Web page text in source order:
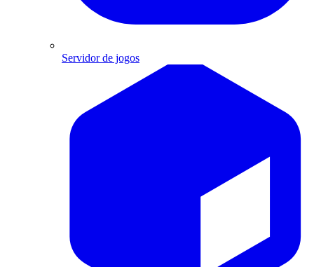
Servidor de jogos